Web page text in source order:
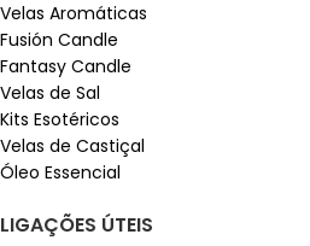
Velas Aromáticas
Fusión Candle
Fantasy Candle
Velas de Sal
Kits Esotéricos
Velas de Castiçal
Óleo Essencial
LIGAÇÕES ÚTEIS